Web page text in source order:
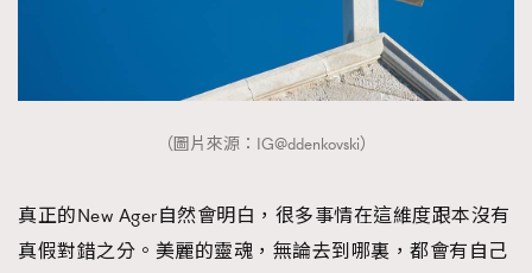
（圖片來源：IG@ddenkovski）
真正的New Ager自然會明白，很多事情在這維度跟本沒有
真假對錯之分。美麗的靈魂，無論去到哪裏，都會有自己